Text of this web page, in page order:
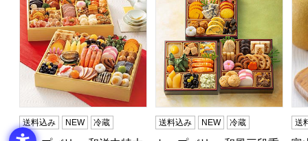
送料込み NEW 冷蔵 送料込み NEW 冷蔵 送